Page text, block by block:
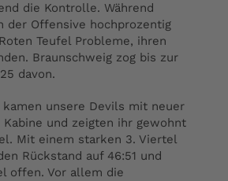
die Kontrolle. Während
der Offensive hochprozentig
Teufel Probleme, ihren
Braunschweig zog bis zur
davon.
kamen unsere Devils mit neuer
Kabine und zeigten ihr gewohnt
Mit einem starken 3. Viertel
Rückstand auf 46:51 und
offen. Vor allem die